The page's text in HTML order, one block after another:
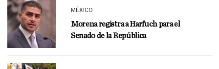
MÉXICO
Morena registra a Harfuch para el
Senado de la República